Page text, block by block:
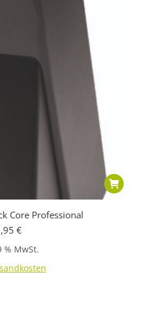
Core Professional
€
% MwSt.